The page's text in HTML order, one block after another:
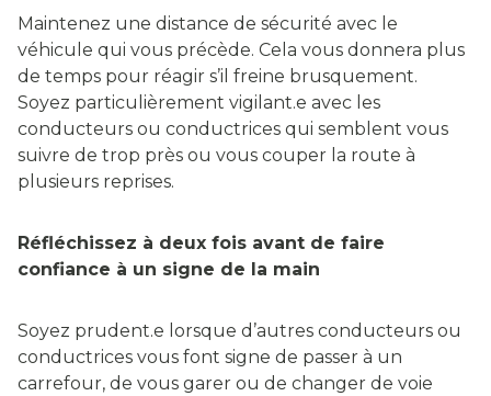
Maintenez une distance de sécurité avec le
véhicule qui vous précède. Cela vous donnera plus
de temps pour réagir s’il freine brusquement.
Soyez particulièrement vigilant.e avec les
conducteurs ou conductrices qui semblent vous
suivre de trop près ou vous couper la route à
plusieurs reprises.
Réfléchissez à deux fois avant de faire
confiance à un signe de la main
Soyez prudent.e lorsque d’autres conducteurs ou
conductrices vous font signe de passer à un
carrefour, de vous garer ou de changer de voie